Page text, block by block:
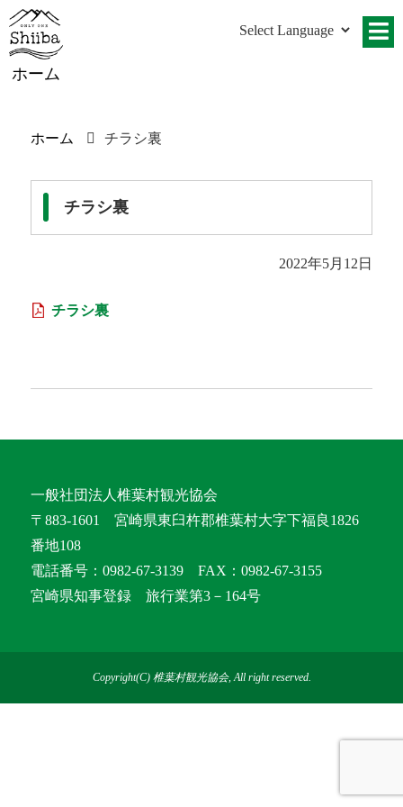
ホーム
ホーム チラシ裏
チラシ裏
2022年5月12日
チラシ裏
一般社団法人椎葉村観光協会
〒883-1601 宮崎県東臼杵郡椎葉村大字下福良1826
番地108
電話番号：0982-67-3139 FAX：0982-67-3155
宮崎県知事登録 旅行業第3－164号
Copyright(C) 椎葉村観光協会, All right reserved.